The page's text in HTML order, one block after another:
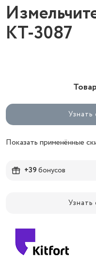
КТ-3087
Узнать
Показать применённые
+39бонусов
Узнать